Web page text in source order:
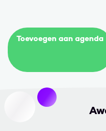
Toevoegen aan agenda